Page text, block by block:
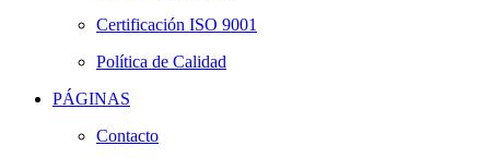
Certificación ISO 9001
Política de Calidad
PÁGINAS
Contacto